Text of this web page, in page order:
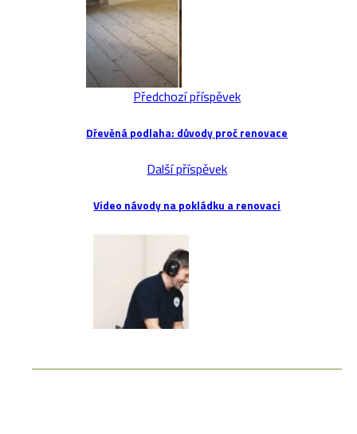
Předchozí příspěvek
Dřevěná podlaha: důvody proč renovace
Další příspěvek
Video návody na pokládku a renovaci